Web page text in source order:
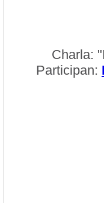
Charla:
Participan: